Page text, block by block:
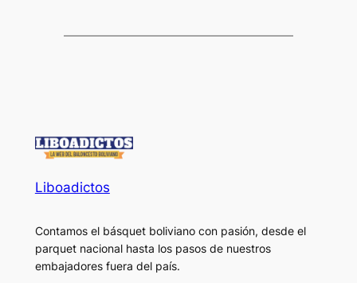
Liboadictos
Contamos el básquet boliviano con pasión, desde el
parquet nacional hasta los pasos de nuestros
embajadores fuera del país.